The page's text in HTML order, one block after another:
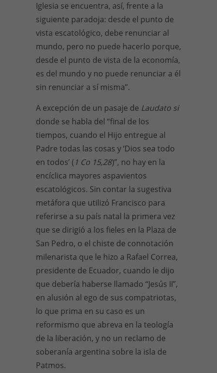
Iglesia se encuentra, así, frente a la
siguiente paradoja: desde el punto de
vista escatológico, debe renunciar al
mundo, pero no puede hacerlo porque,
desde el punto de vista de la economía,
es del mundo y no puede renunciar a él
sin renunciar a sí misma”.
A excepción de un pasaje de Laudato si
donde se habla del “final de los
tiempos, cuando el Hijo entregue al
Padre todas las cosas y ‘Dios sea todo
en todos’ ( 1 Co 15,28)”, no hay en la
encíclica mayores aspavientos
escatológicos. Sin contar la sugestiva
metáfora que utilizó Francisco para
referirse a su país natal la primera vez
que se dirigió a los fieles en la Plaza de
San Pedro, o el chiste de connotación
milenarista que le hizo a Rafael Correa,
presidente de Ecuador, cuando le dijo
que debería haberse llamado “Jesús II”,
en alusión al ego de sus compatriotas,
lo que prima en su caso es un
reformismo que abreva en la teología
de la liberación, y no un reclamo de
soberanía argentina sobre la isla de
Patmos.